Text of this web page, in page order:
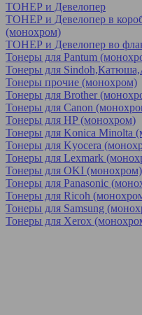
ТОНЕР и Девелопер
ТОНЕР и Девелопер в
(монохром)
ТОНЕР и Девелопер во
Тонеры для Pantum
Тонеры для
Тонеры прочие (монохром)
Тонеры для Brother
Тонеры для Canon
Тонеры для HP (монохром)
Тонеры для Konica Minolta
Тонеры для Kyocera
Тонеры для Lexmark
Тонеры для OKI (монохром)
Тонеры для Panasonic
Тонеры для Ricoh
Тонеры для Samsung
Тонеры для Xerox